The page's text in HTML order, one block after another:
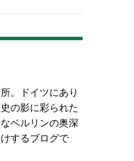
。ドイツにあり
の影に彩られた
ベルリンの奥深
するブログで